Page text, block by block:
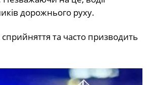
дорожнього руху.
та часто призводить